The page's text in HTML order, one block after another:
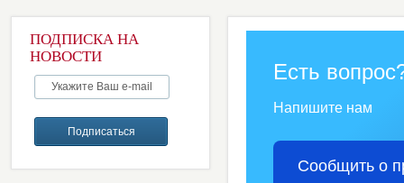
ПОДПИСКА НА
НОВОСТИ
Есть
Напишите нам
Сообщить о